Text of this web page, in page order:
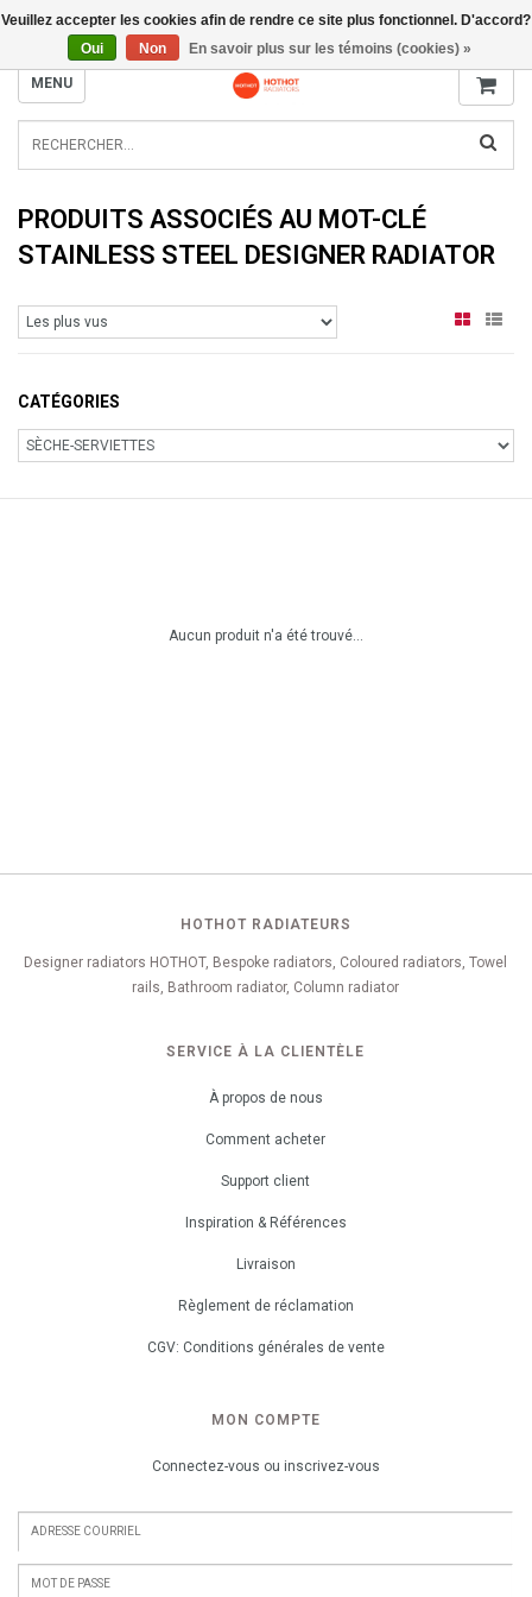
INFO@RADIATORS.SHOP
MENU
PRODUITS ASSOCIÉS AU MOT-CLÉ
STAINLESS STEEL DESIGNER RADIATOR
CATÉGORIES
Aucun produit n'a été trouvé...
HOTHOT RADIATEURS
Designer radiators HOTHOT, Bespoke radiators, Coloured radiators, Towel
rails, Bathroom radiator, Column radiator
SERVICE À LA CLIENTÈLE
À propos de nous
Comment acheter
Support client
Inspiration & Références
Livraison
Règlement de réclamation
CGV: Conditions générales de vente
MON COMPTE
Connectez-vous ou inscrivez-vous
Veuillez accepter les cookies afin de rendre ce site plus fonctionnel. D'accord?
Oui
Non En savoir plus sur les témoins (cookies) »